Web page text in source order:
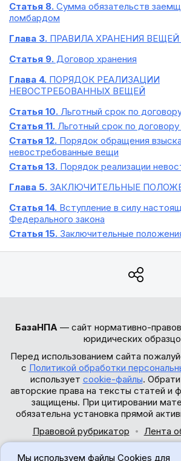
Статья 8. Сумма обязательств
ломбардом
Глава 3. ПРАВИЛА ХРАНЕНИЯ
Статья 9. Договор хранения
Глава 4. ПОРЯДОК РЕАЛИЗАЦИИ
НЕВОСТРЕБОВАННЫХ ВЕЩЕЙ
Статья 10. Льготный срок по
Статья 11. Льготный срок по договору
Статья 12. Порядок обращения
невостребованные вещи
Статья 13. Порядок реализации
Глава 5. ЗАКЛЮЧИТЕЛЬНЫЕ
Статья 14. Вступление в силу
Федерального закона
Статья 15. Заключительные
БазаНПА — сайт нормативно-
юридических
Перед использованием сайта
с Политикой обработки
использует cookie-файлы.
авторские права на тексты статей и
защищены. При цитировании
обязательна установка прямой
Правовой рубрикатор
Лента
Мы используем файлы Cookies для